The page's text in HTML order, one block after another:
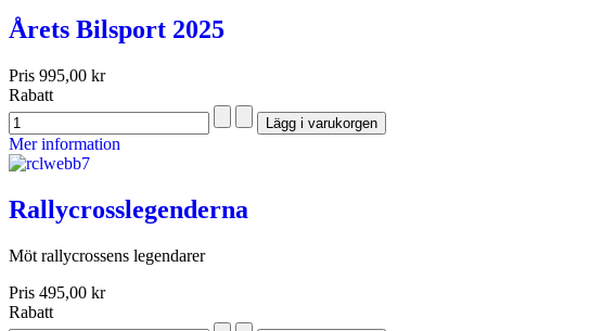
Årets Bilsport 2025
Pris 995,00 kr
Rabatt
Mer information
Rallycrosslegenderna
Möt rallycrossens legendarer
Pris 495,00 kr
Rabatt